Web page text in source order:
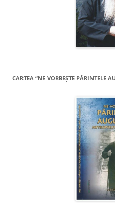
CARTEA “NE VORBEŞTE PĂRINTELE